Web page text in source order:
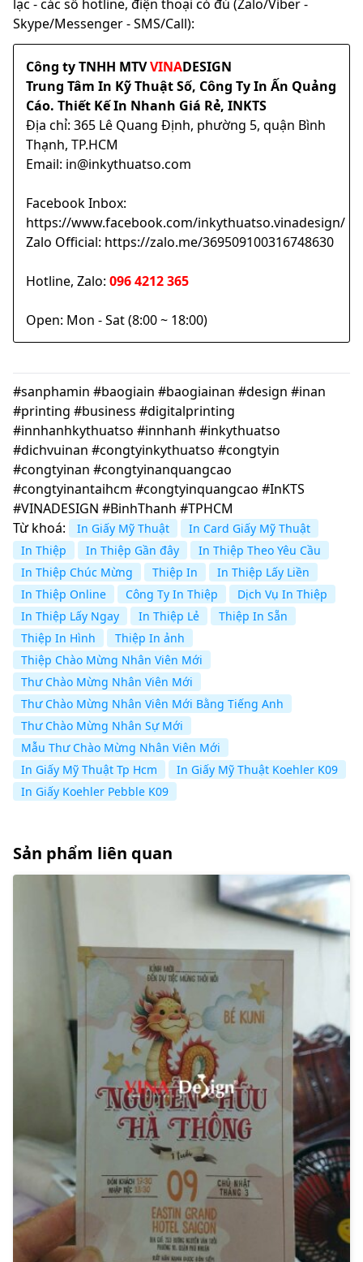
lạc - các số hotline, điện thoại có đủ (Zalo/Viber -
Skype/Messenger - SMS/Call):
Công ty TNHH MTVVINADESIGN
Trung Tâm In Kỹ Thuật Số, Công Ty In Ấn Quảng
Cáo. Thiết Kế In Nhanh Giá Rẻ, INKTS
Địa chỉ: 365 Lê Quang Định, phường 5, quận Bình
Thạnh, TP.HCM
Email: in@inkythuatso.com
Facebook Inbox:
https://www.facebook.com/inkythuatso.vinadesign/
Zalo Official: https://zalo.me/369509100316748630
Hotline, Zalo: 096 4212 365
Open: Mon - Sat (8:00 ~ 18:00)
#sanphamin #baogiain #baogiainan #design #inan
#printing #business #digitalprinting
#innhanhkythuatso #innhanh #inkythuatso
#dichvuinan #congtyinkythuatso #congtyin
#congtyinan #congtyinanquangcao
#congtyinantaihcm #congtyinquangcao #InKTS
#VINADESIGN #BinhThanh #TPHCM
Từ khoá:
In Giấy Mỹ Thuật
In Card Giấy Mỹ Thuật
In Thiệp
In Thiệp Gần đây
In Thiệp Theo Yêu Cầu
In Thiệp Chúc Mừng
Thiệp In
In Thiệp Lấy Liền
In Thiệp Online
Công Ty In Thiệp
Dịch Vụ In Thiệp
In Thiệp Lấy Ngay
In Thiệp Lẻ
Thiệp In Sẵn
Thiệp In Hình
Thiệp In ảnh
Thiệp Chào Mừng Nhân Viên Mới
Thư Chào Mừng Nhân Viên Mới
Thư Chào Mừng Nhân Viên Mới Bằng Tiếng Anh
Thư Chào Mừng Nhân Sự Mới
Mẫu Thư Chào Mừng Nhân Viên Mới
In Giấy Mỹ Thuật Tp Hcm
In Giấy Mỹ Thuật Koehler K09
In Giấy Koehler Pebble K09
Sản phẩm liên quan